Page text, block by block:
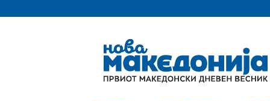
Македонија